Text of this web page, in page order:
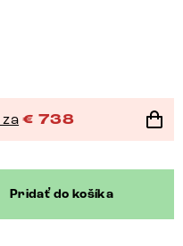
za € 738
Pridať do košíka